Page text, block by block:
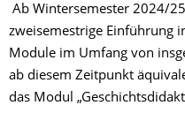
Ab Wintersemester 2024/
zweisemestrige Einführung
Module im Umfang von
ab diesem Zeitpunkt
das Modul